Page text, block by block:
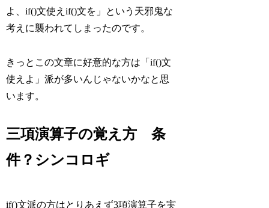
よ、if()文使えif()文を」という天邪鬼な
考えに襲われてしまったのです。
きっとこの文章に好意的な方は「if()文
使えよ」派が多いんじゃないかなと思
います。
三項演算子の覚え方 条
件？シンコロギ
if()文派の方はとりあえず3項演算子を実